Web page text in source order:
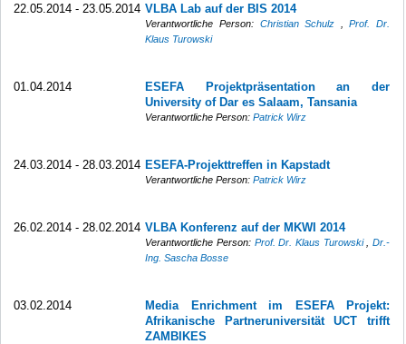
22.05.2014 - 23.05.2014 VLBA Lab auf der BIS 2014
Verantwortliche Person: Christian Schulz ,Prof. Dr.
Klaus Turowski
01.04.2014
ESEFA Projektpräsentation an der
University of Dar es Salaam, Tansania
Verantwortliche Person:Patrick Wirz
24.03.2014 - 28.03.2014 ESEFA-Projekttreffen in Kapstadt
Verantwortliche Person:Patrick Wirz
26.02.2014 - 28.02.2014 VLBA Konferenz auf der MKWI 2014
Verantwortliche Person: Prof. Dr. Klaus Turowski ,Dr.-
Ing. Sascha Bosse
03.02.2014
Media Enrichment im ESEFA Projekt:
Afrikanische Partneruniversität UCT trifft
ZAMBIKES